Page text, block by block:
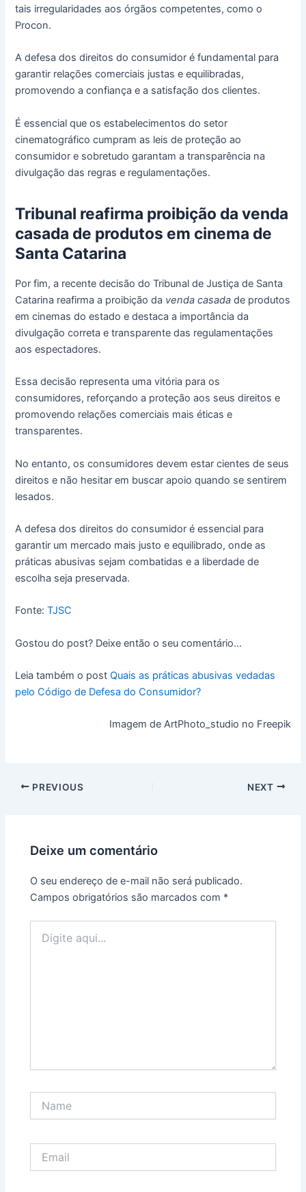
tais irregularidades aos órgãos competentes, como o
Procon.
A defesa dos direitos do consumidor é fundamental para
garantir relações comerciais justas e equilibradas,
promovendo a confiança e a satisfação dos clientes.
É essencial que os estabelecimentos do setor
cinematográfico cumpram as leis de proteção ao
consumidor e sobretudo garantam a transparência na
divulgação das regras e regulamentações.
Tribunal reafirma proibição da venda
casada de produtos em cinema de
Santa Catarina
Por fim, a recente decisão do Tribunal de Justiça de Santa
Catarina reafirma a proibição da venda casadade produtos
em cinemas do estado e destaca a importância da
divulgação correta e transparente das regulamentações
aos espectadores.
Essa decisão representa uma vitória para os
consumidores, reforçando a proteção aos seus direitos e
promovendo relações comerciais mais éticas e
transparentes.
No entanto, os consumidores devem estar cientes de seus
direitos e não hesitar em buscar apoio quando se sentirem
lesados.
A defesa dos direitos do consumidor é essencial para
garantir um mercado mais justo e equilibrado, onde as
práticas abusivas sejam combatidas e a liberdade de
escolha seja preservada.
Fonte:TJSC
Gostou do post? Deixe então o seu comentário…
Leia também o postQuais as práticas abusivas vedadas
pelo Código de Defesa do Consumidor?
Imagem de ArtPhoto_studio no Freepik
PREVIOUS NEXT
Deixe um comentário
O seu endereço de e-mail não será publicado.
Campos obrigatórios são marcados com *
aqui...